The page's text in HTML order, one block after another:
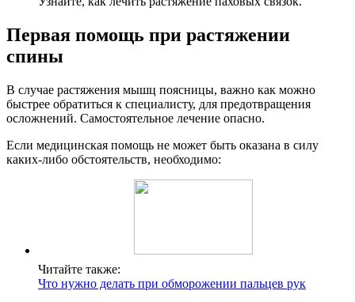
Первая помощь при растяжении
спины
В случае растяжения мышц поясницы, важно как можно
быстрее обратиться к специалисту, для предотвращения
осложнений. Самостоятельное лечение опасно.
Если медицинская помощь не может быть оказана в силу
каких-либо обстоятельств, необходимо:
Читайте также:
Что нужно делать при обморожении пальцев рук